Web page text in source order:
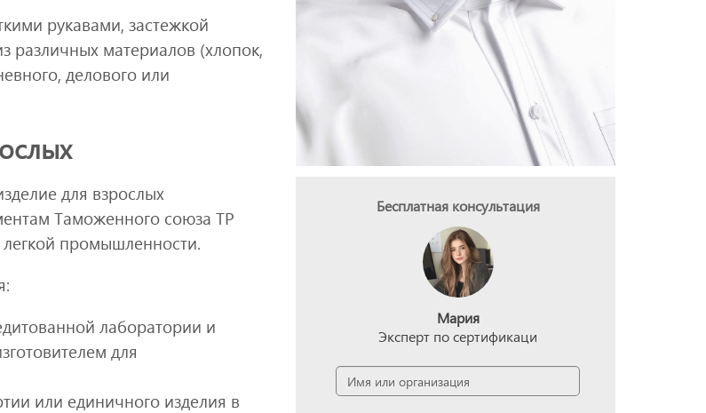
рукавами, застежкой
различных материалов (хлопок,
делового или
для взрослых
Таможенного союза ТР
промышленности.
лаборатории и
для
или единичного изделия в
Бесплатная консультация
Мария
Эксперт по сертификаци